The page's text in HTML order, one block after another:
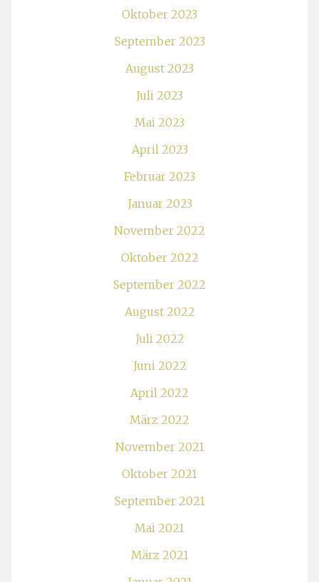
Oktober 2023
September 2023
August 2023
Juli 2023
Mai 2023
April 2023
Februar 2023
Januar 2023
November 2022
Oktober 2022
September 2022
August 2022
Juli 2022
Juni 2022
April 2022
März 2022
November 2021
Oktober 2021
September 2021
Mai 2021
März 2021